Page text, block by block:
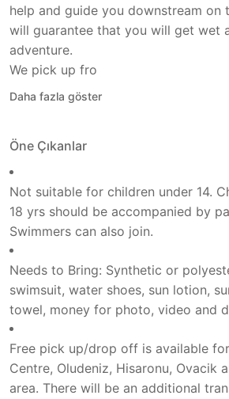
help and guide you downstream on
will guarantee that you will get wet
adventure.
We pick up fro
Daha fazla göster
Öne Çıkanlar
Not suitable for children under 14.
18 yrs should be accompanied by
Swimmers can also join.
Needs to Bring: Synthetic or
swimsuit, water shoes, sun lotion,
towel, money for photo, video and
Free pick up/drop off is available
Centre, Oludeniz, Hisaronu, Ovacik
area. There will be an additional